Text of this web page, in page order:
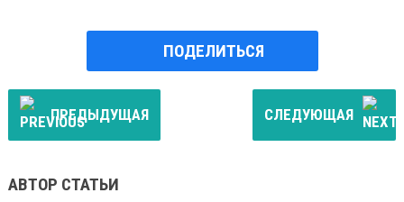
ПОДЕЛИТЬСЯ
ПРЕДЫДУЩАЯ СЛЕДУЮЩАЯ
АВТОР СТАТЬИ